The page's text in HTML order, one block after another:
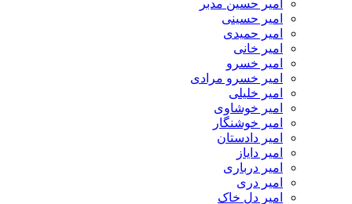
امیر حسین مدبر
امیر حسینی
امیر حمیدی
امیر خانی
امیر خسرو
امیر خسرو مرادی
امیر خلیلی
امیر خوشاوی
امیر خوشنگار
امیر دادستان
امیر دایاز
امیر درباری
امیر دری
امیر دل خاک